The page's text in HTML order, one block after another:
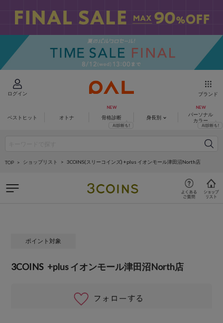
ログイン ブランド
ベストヒット オトナ 骨格診断 身長別
パーソナル
カラー
TOP ショップリスト 3COINS(スリーコインズ) +plus イオンモール津田沼North店
ポイント対象
3COINS +plus イオンモール津田沼North店